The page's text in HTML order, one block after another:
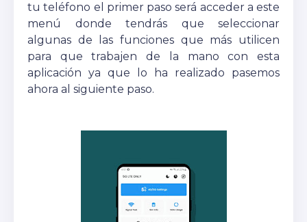
tu teléfono el primer paso será acceder a este
menú donde tendrás que seleccionar
algunas de las funciones que más utilicen
para que trabajen de la mano con esta
aplicación ya que lo ha realizado pasemos
ahora al siguiente paso.